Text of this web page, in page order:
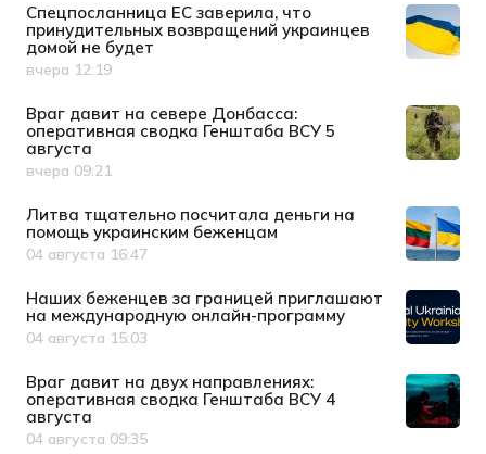
Спецпосланница ЕС заверила, что
принудительных возвращений украинцев
домой не будет
Дата публикации
вчера 12:19
Враг давит на севере Донбасса:
оперативная сводка Генштаба ВСУ 5
августа
Дата публикации
вчера 09:21
Литва тщательно посчитала деньги на
помощь украинским беженцам
Дата публикации
04 августа 16:47
Наших беженцев за границей приглашают
на международную онлайн-программу
Дата публикации
04 августа 15:03
Враг давит на двух направлениях:
оперативная сводка Генштаба ВСУ 4
августа
Дата публикации
04 августа 09:35